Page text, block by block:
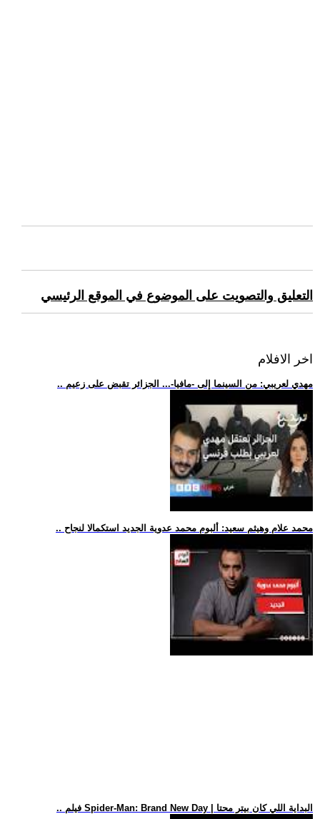
التعليق والتصويت على الموضوع في الموقع الرئيسي
اخر الافلام
.. مهدي لعريبي: من السينما إلى -مافيا-... الجزائر تقبض على زعيم
.. محمد علام وهيثم سعيد: ألبوم محمد عدوية الجديد استكمالا لنجاح
.. فيلم Spider-Man: Brand New Day | البداية اللي كان بيتر محتا